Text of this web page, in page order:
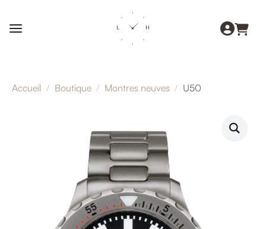
Accueil Boutique Montres neuves U50